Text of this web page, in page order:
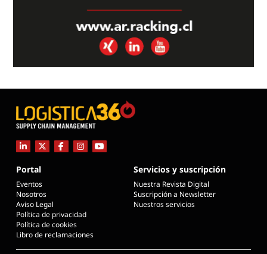
Portal
Eventos
Nosotros
Aviso Legal
Política de privacidad
Política de cookies
Libro de reclamaciones
Servicios y suscripción
Nuestra Revista Digital
Suscripción a Newsletter
Nuestros servicios